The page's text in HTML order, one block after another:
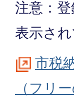
注意：
表示さ
市税
（フリ